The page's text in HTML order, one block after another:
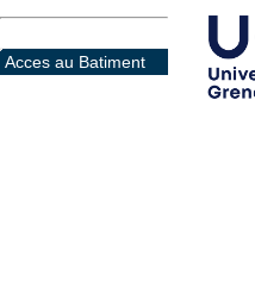
Acces au Batiment